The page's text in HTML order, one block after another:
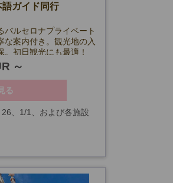
ガイド同行
バルセロナプライベート
な案内付き。観光地の入
初日観光にも最適！
る
、1/1、および各施設